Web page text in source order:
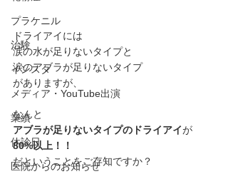
プラケニル
治験
インスタ
メディア・YouTube出演
業績
休診日
医院からのお知らせ
ドライアイには
涙の水が足りないタイプと
涙のアブラが足りないタイプ
がありますが、
なんと
アブラが足りないタイプのドライアイが
80%以上﻿！！
だということ﻿をご存知ですか？﻿